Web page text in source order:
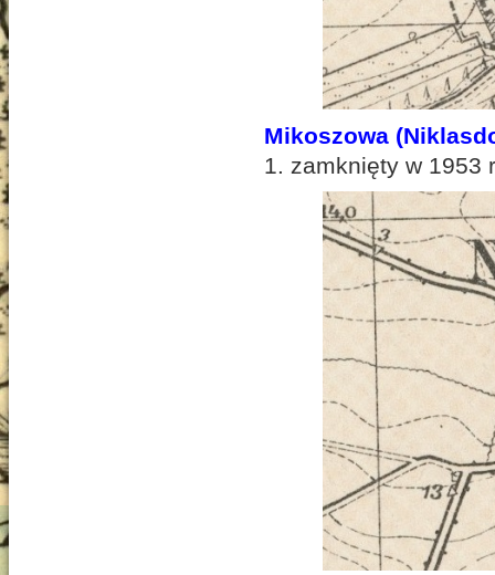
Mikoszowa
1. zamknięty w 1953